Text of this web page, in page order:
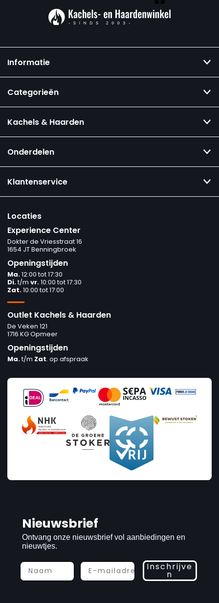
Informatie
Categorieën
Kachels & Haarden
Onderdelen
Klantenservice
Locaties
Experience Center
Dokter de Vriesstraat 16
1654 JT Benningbroek
Openingstijden
Ma.12:00 tot 17:30
Di.t/m vr.10:00 tot 17:30
Zat.10:00 tot 17:00
Outlet Kachels & Haarden
De Veken 121
1716 KG Opmeer
Openingstijden
Ma.t/m Zat. op afspraak
Nieuwsbrief
Ontvang onze nieuwsbrief vol aanbiedingen en
nieuwtjes.
Inschrijve
n